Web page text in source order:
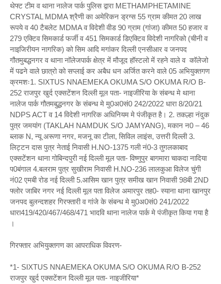
थेफ्ट टीम व थाना नालेज पार्क पुलिस द्वारा METHAMPHETAMINE
CRYSTAL MDMA श्रैणी का अमेरिकन ड्रग्स 55 ग्राम कीमत 20 लाख
रूपये व 40 टैबलेट MDMA व विदेशी वीड 90 ग्राम (गांजा) कीमत 50 हजार व
279 एक्टिव सिमकार्ड फर्जी व 451 सिमकार्ड डिएक्टिव विदेशी नागरिको (चीनी व
नाइजिरीयन नागरिक) को सिम आदि मगांकर दिल्ली एनसीआर व जनपद
गौतमुबद्धनगर व थाना नॉलेजपार्क क्षेत्र में मौजूद हॉस्टलो में रहने वाले व कॉलेजो
में पढने वाले छात्रो को सप्लाई कर अबैध धन अर्जित करने वाले 05 अभियुक्तगण
क्रमशः1. SIXTUS NNAEMEKA OKUMA S/O OKUMA R/O B-
252 राजपुर खुर्द एक्सटेंशन दिल्ली मूल पता- नाइजीरिया के संबन्ध मे थाना
नालेज पार्क गौतमबुद्धनगर के संबन्ध मे मु0अ0सं0 242/2022 धारा 8/20/21
NDPS ACT व 14 विदेशी नागरिक अधिनियम मे पंजीकृत है। 2. तकल्हा नंदुक
पुत्र जमयांग (TAKLAH NAMDUK S/O JAMYANG), मकान न0 – 46
ब्लाक N, न्यू अरूणा नगर, मजनू का टीला, सिविल लाइंस, उत्तरी दिल्ली 3.
लिट्टन दास पुत्र नेताई निवासी H.NO-1375 गली नं0-3 तुगलकाबाद
एक्सटेंशन थाना गोबिन्दपुरी नई दिल्ली मूल पता- विष्णुपुर बागमारा चाकदा नादिया
प0बंगाल 4.बलराम पुत्र सुखीराम निवासी H.NO-236 लालकुआ विलेज चुंगी
नं02 एमबी रोड नई दिल्ली 5.आसिम खान पुत्र समीख खान निवासी 98बी 2ND
फ्लोर जाबिर नगर नई दिल्ली मूल पता विलेज अमारपुर तह0- स्याना थाना खानपुर
जनपद बुलन्दशहर गिरफ्तारी व गांजे के संबन्ध मे मु0अ0सं0 241/2022
धारा419/420/467/468/471 भादवि थाना नालेज पार्क मे पंजीकृत किया गया है
।
गिरफ्तार अभियुक्तगण का आपराधिक विवरण-
*1- SIXTUS NNAEMEKA OKUMA S/O OKUMA R/O B-252
राजपुर खुर्द एक्सटेंशन दिल्ली मूल पता- नाइजीरिया*